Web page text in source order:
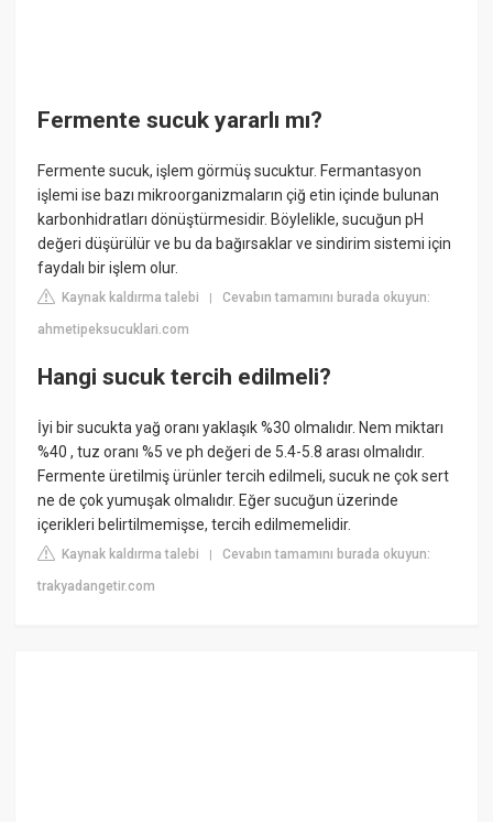
Fermente sucuk yararlı mı?
Fermente sucuk, işlem görmüş sucuktur. Fermantasyon
işlemi ise bazı mikroorganizmaların çiğ etin içinde bulunan
karbonhidratları dönüştürmesidir. Böylelikle, sucuğun pH
değeri düşürülür ve bu da bağırsaklar ve sindirim sistemi için
faydalı bir işlem olur.
Kaynak kaldırma talebi |Cevabın tamamını burada okuyun:
ahmetipeksucuklari.com
Hangi sucuk tercih edilmeli?
İyi bir sucukta yağ oranı yaklaşık %30 olmalıdır. Nem miktarı
%40 , tuz oranı %5 ve ph değeri de 5.4-5.8 arası olmalıdır.
Fermente üretilmiş ürünler tercih edilmeli, sucuk ne çok sert
ne de çok yumuşak olmalıdır. Eğer sucuğun üzerinde
içerikleri belirtilmemişse, tercih edilmemelidir.
Kaynak kaldırma talebi |Cevabın tamamını burada okuyun:
trakyadangetir.com